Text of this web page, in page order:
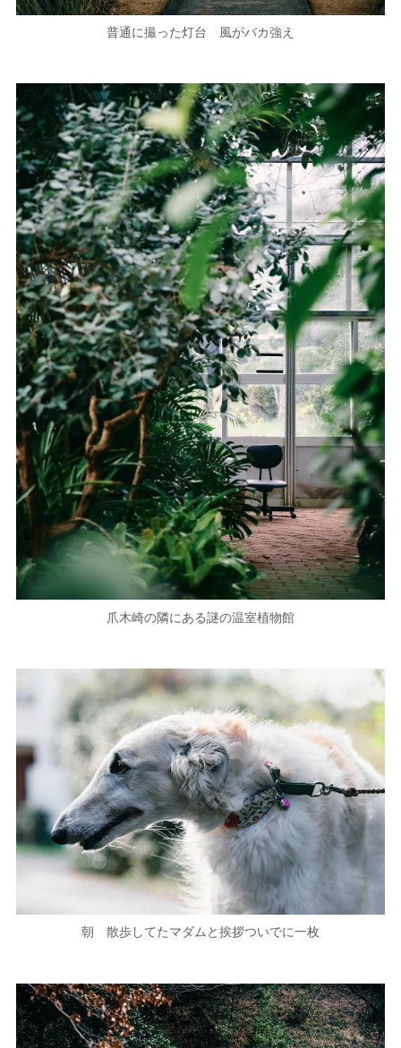
普通に撮った灯台 風がバカ強え
爪木崎の隣にある謎の温室植物館
朝 散歩してたマダムと挨拶ついでに一枚